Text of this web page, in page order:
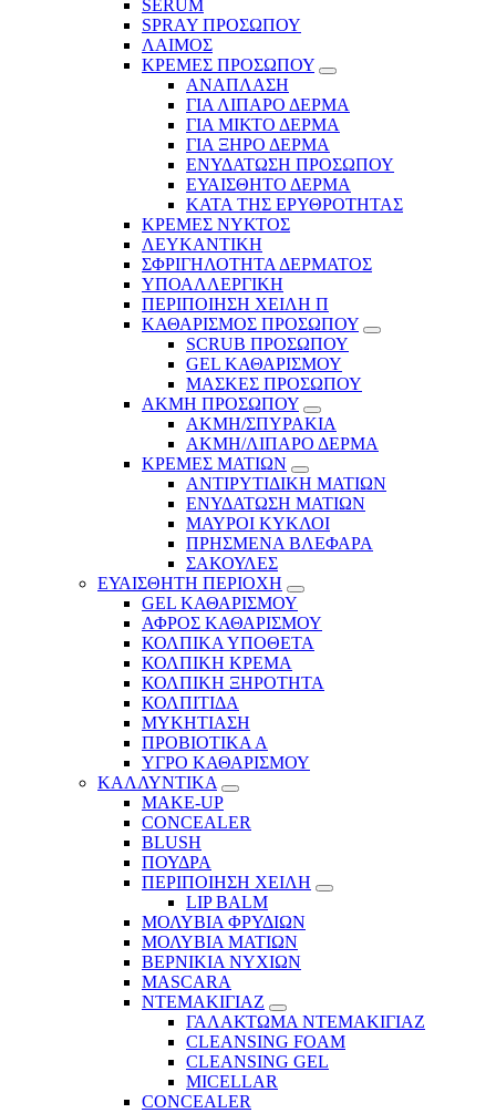
SERUM
SPRAY ΠΡΟΣΩΠΟΥ
ΛΑΙΜΟΣ
ΚΡΕΜΕΣ ΠΡΟΣΩΠΟΥ
ΑΝΑΠΛΑΣΗ
ΓΙΑ ΛΙΠΑΡΟ ΔΕΡΜΑ
ΓΙΑ ΜΙΚΤΟ ΔΕΡΜΑ
ΓΙΑ ΞΗΡΟ ΔΕΡΜΑ
ΕΝΥΔΑΤΩΣΗ ΠΡΟΣΩΠΟΥ
ΕΥΑΙΣΘΗΤΟ ΔΕΡΜΑ
ΚΑΤΑ ΤΗΣ ΕΡΥΘΡΟΤΗΤΑΣ
ΚΡΕΜΕΣ ΝΥΚΤΟΣ
ΛΕΥΚΑΝΤΙΚΗ
ΣΦΡΙΓΗΛΟΤΗΤΑ ΔΕΡΜΑΤΟΣ
ΥΠΟΑΛΛΕΡΓΙΚΗ
ΠΕΡΙΠΟΙΗΣΗ ΧΕΙΛΗ Π
ΚΑΘΑΡΙΣΜΟΣ ΠΡΟΣΩΠΟΥ
SCRUB ΠΡΟΣΩΠΟΥ
GEL ΚΑΘΑΡΙΣΜΟΥ
ΜΑΣΚΕΣ ΠΡΟΣΩΠΟΥ
ΑΚΜΗ ΠΡΟΣΩΠΟΥ
ΑΚΜΗ/ΣΠΥΡΑΚΙΑ
ΑΚΜΗ/ΛΙΠΑΡΟ ΔΕΡΜΑ
ΚΡΕΜΕΣ ΜΑΤΙΩΝ
ΑΝΤΙΡΥΤΙΔΙΚΗ ΜΑΤΙΩΝ
ΕΝΥΔΑΤΩΣΗ ΜΑΤΙΩΝ
ΜΑΥΡΟΙ ΚΥΚΛΟΙ
ΠΡΗΣΜΕΝΑ ΒΛΕΦΑΡΑ
ΣΑΚΟΥΛΕΣ
ΕΥΑΙΣΘΗΤΗ ΠΕΡΙΟΧΗ
GEL ΚΑΘΑΡΙΣΜΟΥ
ΑΦΡΟΣ ΚΑΘΑΡΙΣΜΟΥ
ΚΟΛΠΙΚΑ ΥΠΟΘΕΤΑ
ΚΟΛΠΙΚΗ ΚΡΕΜΑ
ΚΟΛΠΙΚΗ ΞΗΡΟΤΗΤΑ
ΚΟΛΠΙΤΙΔΑ
ΜΥΚΗΤΙΑΣΗ
ΠΡΟΒΙΟΤΙΚΑ Α
ΥΓΡΟ ΚΑΘΑΡΙΣΜΟΥ
ΚΑΛΛΥΝΤΙΚΑ
MAKE-UP
CONCEALER
BLUSH
ΠΟΥΔΡΑ
ΠΕΡΙΠΟΙΗΣΗ ΧΕΙΛΗ
LIP BALM
ΜΟΛΥΒΙΑ ΦΡΥΔΙΩΝ
ΜΟΛΥΒΙΑ ΜΑΤΙΩΝ
ΒΕΡΝΙΚΙΑ ΝΥΧΙΩΝ
MASCARA
ΝΤΕΜΑΚΙΓΙΑΖ
ΓΑΛΑΚΤΩΜΑ ΝΤΕΜΑΚΙΓΙΑΖ
CLEANSING FOAM
CLEANSING GEL
MICELLAR
CONCEALER